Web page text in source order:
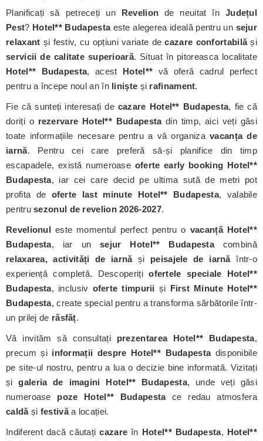
Planificați să petreceți un Revelion de neuitat în Județul
Pest? Hotel** Budapestaeste alegerea ideală pentru un sejur
relaxant și festiv, cu opțiuni variate decazare confortabilăși
servicii de calitate superioară. Situat în pitoreasca localitate
Hotel** Budapesta, acest Hotel** vă oferă cadrul perfect
pentru a începe noul an în liniște și rafinament.
Fie că sunteți interesați de cazare Hotel** Budapesta, fie că
doriți o rezervare Hotel** Budapestadin timp, aici veți găsi
toate informațiile necesare pentru a vă organizavacanța de
iarnă. Pentru cei care preferă să-și planifice din timp
escapadele, există numeroase oferte early booking Hotel**
Budapesta, iar cei care decid pe ultima sută de metri pot
profita de oferte last minute Hotel** Budapesta, valabile
pentrusezonul de revelion 2026-2027.
Revelionul este momentul perfect pentru o vacanță Hotel**
Budapesta, iar unsejur Hotel** Budapestacombină
relaxarea, activități de iarnăși peisajele de iarnăîntr-o
experiență completă. Descoperițiofertele speciale Hotel**
Budapesta, inclusiv oferte timpurii și First Minute Hotel**
Budapesta, create special pentru a transforma sărbătorile într-
un prilej de răsfăț.
Vă invităm să consultați prezentarea Hotel** Budapesta,
precum și informații despre Hotel** Budapestadisponibile
pe site-ul nostru, pentru a lua o decizie bine informată. Vizitați
șigaleria de imagini Hotel** Budapesta, unde veți găsi
numeroase poze Hotel** Budapestace redau atmosfera
caldăși festivăa locației.
Indiferent dacă căutațicazare în Hotel** Budapesta, Hotel**